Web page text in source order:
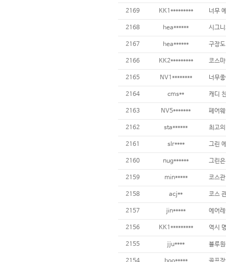
2169 KK1*********
2168 hea******
2167 hea******
2166 KK2*********
2165 NV1******** 너무
2164 cms**
2163 NV5*******
2162 sta****** 최고
2161 slr****
2160 nug******
2159 min*****
2158 acj**
2157 jin*****
2156 KK1*********
2155 jju**** 블루